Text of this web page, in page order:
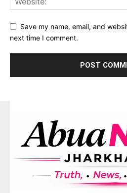
Save my name, email, and
next time I comment.